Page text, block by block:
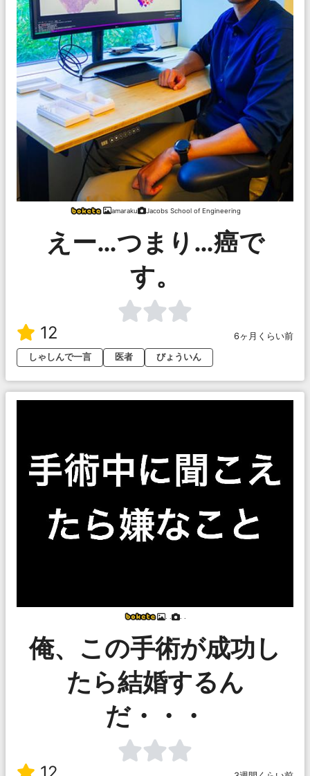
amaraku Jacobs School of Engineering
えー…つまり…癌で
す。
12
6ヶ月くらい前
しゃしんで一言
医者 びょういん
俺、この手術が成功し
たら結婚するん
だ・・・